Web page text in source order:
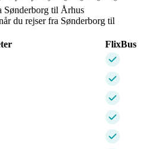
Sønderborg til Århus
du rejser fra Sønderborg til
FlixBus